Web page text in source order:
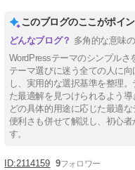
このブログのここがポイ
多角的な意味
WordPressテーマのシンプルさ
テーマ選びに迷う全ての人に
し、実用的な選択基準を整理
た最適解を見つけられるよう
どの具体的用途に応じた最適
便利さも併せて解説し、初心
す。
2114159 9